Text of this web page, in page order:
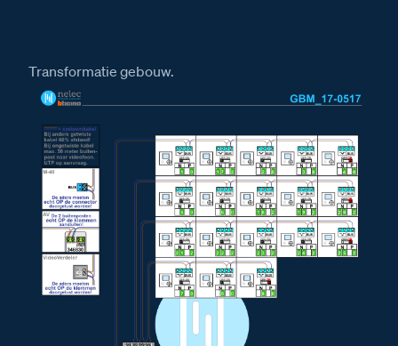
Installatiewijzer AV
Installatiewijzer DZ-Rel
Installatiewijzer E-63 voeding
Afmetingen
Afmetingen van het Serie 130V deurstation
Afmetingen van het BT-Rel relais
Afmetingen van het DZ-Rel relais
Afmetingen van de AV adaptor
Transformatie gebouw.